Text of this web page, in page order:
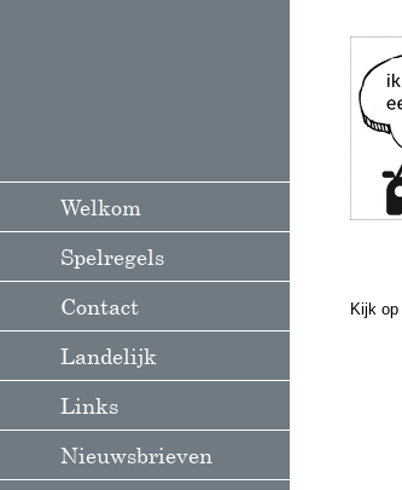
Welkom
Spelregels
Contact
Landelijk
Links
Nieuwsbrieven
Kijk op